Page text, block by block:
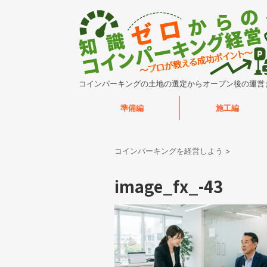
コインパーキングの土地の選定からオープン後の運
準備編 施工編
コインパーキングを経営しよう >
image_fx_-43